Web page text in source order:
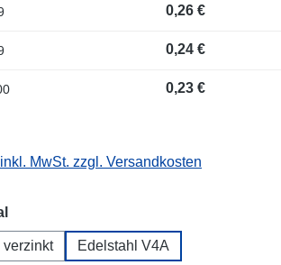
0,26 €
0,24 €
0,23 €
MwSt. zzgl. Versandkosten
auswählen
verzinkt Edelstahl V4A